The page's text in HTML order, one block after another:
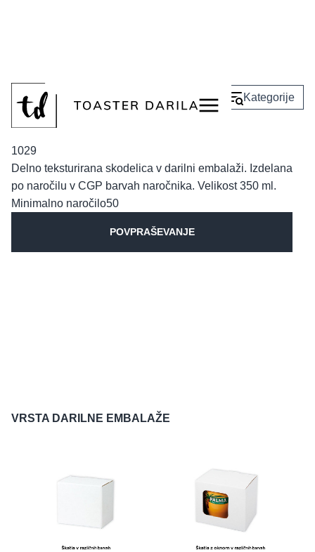
Nazaj Kategorije
Skodelica Diamond
1029
Delno teksturirana skodelica v darilni embalaži. Izdelana
po naročilu v CGP barvah naročnika. Velikost 350 ml.
Minimalno naročilo50
POVPRAŠEVANJE
VRSTA DARILNE EMBALAŽE